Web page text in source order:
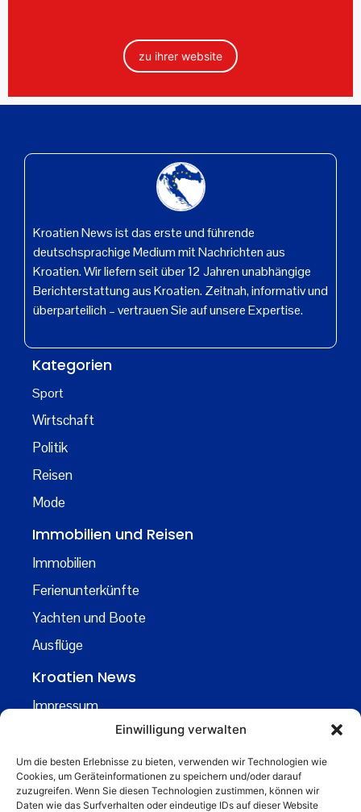
Einwilligung verwalten
Um die besten Erlebnisse zu bieten, verwenden wir Technologien wie
Cookies, um Geräteinformationen zu speichern und/oder darauf
zuzugreifen. Wenn Sie diesen Technologien zustimmen, können wir
Daten wie das Surfverhalten oder eindeutige IDs auf dieser Website
zu ihrer website
Kroatien News ist das erste und führende
deutschsprachige Medium mit Nachrichten aus
Kroatien. Wir liefern seit über 12 Jahren unabhängige
Berichterstattung aus Kroatien. Zeitnah, informativ und
überparteilich – vertrauen Sie auf unsere Expertise.
Kategorien
Sport
Wirtschaft
Politik
Reisen
Mode
Immobilien und Reisen
Immobilien
Ferienunterkünfte
Yachten und Boote
Ausflüge
Kroatien News
Impressum
Kontakt
Über uns